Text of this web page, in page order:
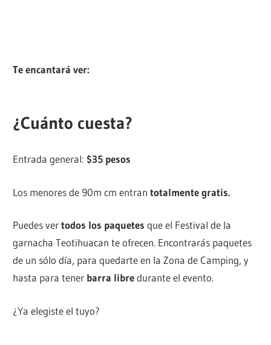
Te encantará ver:
¿Cuánto cuesta?
Entrada general:$35 pesos
Los menores de 90m cm entrantotalmente gratis.
Puedes vertodos los paquetes que el Festival de la
garnacha Teotihuacan te ofrecen. Encontrarás paquetes
de un sólo día, para quedarte en la Zona de Camping, y
hasta para tener barra libredurante el evento.
¿Ya elegiste el tuyo?